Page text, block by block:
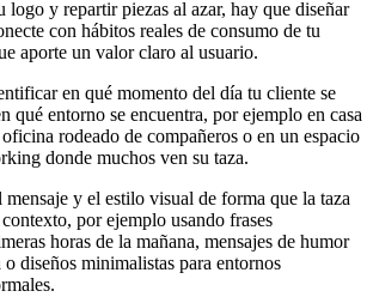
logo y repartir piezas al azar, hay que diseñar
con hábitos reales de consumo de tu
aporte un valor claro al usuario.
en qué momento del día tu cliente se
qué entorno se encuentra, por ejemplo en casa
rodeado de compañeros o en un espacio
donde muchos ven su taza.
mensaje y el estilo visual de forma que la taza
por ejemplo usando frases
horas de la mañana, mensajes de humor
diseños minimalistas para entornos